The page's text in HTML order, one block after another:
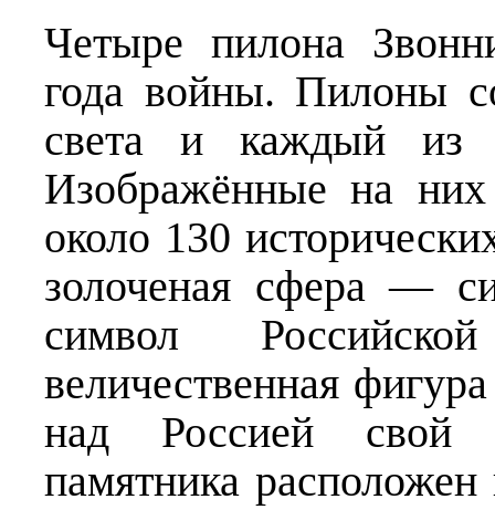
Четыре пилона
года войны. Пилоны
света и каждый из
Изображённые на
около 130
золоченая сфера —
символ
величественная
над Россией свой
памятника расположен